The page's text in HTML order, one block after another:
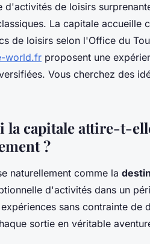
d'activités de loisirs
La capitale accueille
de loisirs selon l'Office du
world.fr proposent une
Vous cherchez des
la capitale attire-t-
?
naturellement comme la
d'activités dans un
sans contrainte de
sortie en véritable